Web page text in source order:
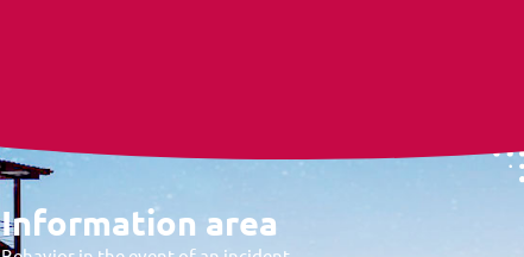
Information area